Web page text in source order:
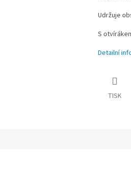
Udržuje
S
Detailní
TISK